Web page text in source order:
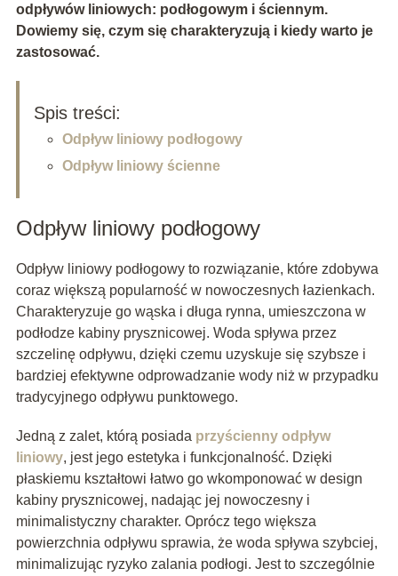
odpływów liniowych: podłogowym i ściennym.
Dowiemy się, czym się charakteryzują i kiedy warto je
zastosować.
Spis treści:
Odpływ liniowy podłogowy
Odpływ liniowy ścienne
Odpływ liniowy podłogowy
Odpływ liniowy podłogowy to rozwiązanie, które zdobywa
coraz większą popularność w nowoczesnych łazienkach.
Charakteryzuje go wąska i długa rynna, umieszczona w
podłodze kabiny prysznicowej. Woda spływa przez
szczelinę odpływu, dzięki czemu uzyskuje się szybsze i
bardziej efektywne odprowadzanie wody niż w przypadku
tradycyjnego odpływu punktowego.
Jedną z zalet, którą posiada przyścienny odpływ
liniowy, jest jego estetyka i funkcjonalność. Dzięki
płaskiemu kształtowi łatwo go wkomponować w design
kabiny prysznicowej, nadając jej nowoczesny i
minimalistyczny charakter. Oprócz tego większa
powierzchnia odpływu sprawia, że woda spływa szybciej,
minimalizując ryzyko zalania podłogi. Jest to szczególnie